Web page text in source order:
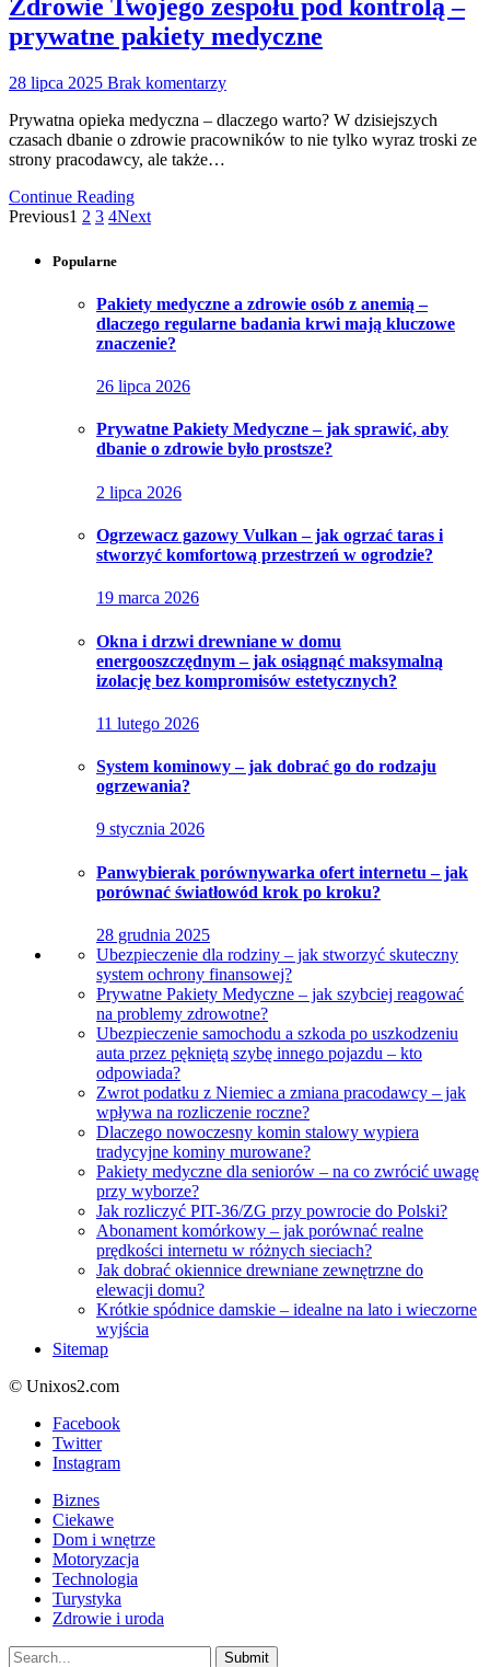
Zdrowie Twojego zespołu pod kontrolą –
prywatne pakiety medyczne
28 lipca 2025 Brak komentarzy
Prywatna opieka medyczna – dlaczego warto? W dzisiejszych
czasach dbanie o zdrowie pracowników to nie tylko wyraz troski ze
strony pracodawcy, ale także…
Continue Reading
Previous1 2 3 4Next
Popularne
Pakiety medyczne a zdrowie osób z anemią –
dlaczego regularne badania krwi mają kluczowe
znaczenie?
26 lipca 2026
Prywatne Pakiety Medyczne – jak sprawić, aby
dbanie o zdrowie było prostsze?
2 lipca 2026
Ogrzewacz gazowy Vulkan – jak ogrzać taras i
stworzyć komfortową przestrzeń w ogrodzie?
19 marca 2026
Okna i drzwi drewniane w domu
energooszczędnym – jak osiągnąć maksymalną
izolację bez kompromisów estetycznych?
11 lutego 2026
System kominowy – jak dobrać go do rodzaju
ogrzewania?
9 stycznia 2026
Panwybierak porównywarka ofert internetu – jak
porównać światłowód krok po kroku?
28 grudnia 2025
Ubezpieczenie dla rodziny – jak stworzyć skuteczny
system ochrony finansowej?
Prywatne Pakiety Medyczne – jak szybciej reagować
na problemy zdrowotne?
Ubezpieczenie samochodu a szkoda po uszkodzeniu
auta przez pękniętą szybę innego pojazdu – kto
odpowiada?
Zwrot podatku z Niemiec a zmiana pracodawcy – jak
wpływa na rozliczenie roczne?
Dlaczego nowoczesny komin stalowy wypiera
tradycyjne kominy murowane?
Pakiety medyczne dla seniorów – na co zwrócić uwagę
przy wyborze?
Jak rozliczyć PIT-36/ZG przy powrocie do Polski?
Abonament komórkowy – jak porównać realne
prędkości internetu w różnych sieciach?
Jak dobrać okiennice drewniane zewnętrzne do
elewacji domu?
Krótkie spódnice damskie – idealne na lato i wieczorne
wyjścia
Sitemap
© Unixos2.com
Facebook
Twitter
Instagram
Biznes
Ciekawe
Dom i wnętrze
Motoryzacja
Technologia
Turystyka
Zdrowie i uroda
Submit